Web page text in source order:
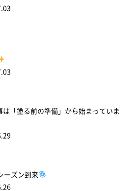
は「塗る前の準備」から始まっていま
ーズン到来